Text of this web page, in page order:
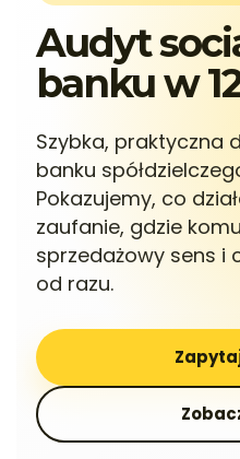
Audyt
banku w
Szybka, praktyczna
banku
Pokazujemy, co
zaufanie, gdzie
sprzedażowy sens i
od razu.